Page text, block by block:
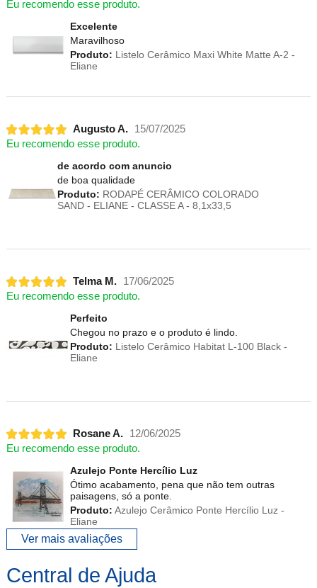
Eu recomendo esse produto.
Excelente
Maravilhoso
Produto: Listelo Cerâmico Maxi White Matte A-2 -
Eliane
Augusto A.
15/07/2025
Eu recomendo esse produto.
de acordo com anuncio
de boa qualidade
Produto: RODAPÉ CERÂMICO COLORADO
SAND - ELIANE - CLASSE A - 8,1x33,5
Telma M.
17/06/2025
Eu recomendo esse produto.
Perfeito
Chegou no prazo e o produto é lindo.
Produto: Listelo Cerâmico Habitat L-100 Black -
Eliane
Rosane A.
12/06/2025
Eu recomendo esse produto.
Azulejo Ponte Hercílio Luz
Ótimo acabamento, pena que não tem outras
paisagens, só a ponte.
Produto: Azulejo Cerâmico Ponte Hercílio Luz -
Eliane
Ver mais avaliações
Central de Ajuda